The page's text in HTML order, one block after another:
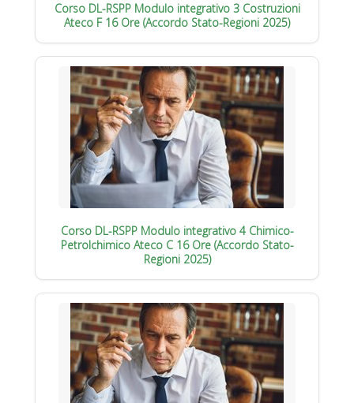
Corso DL-RSPP Modulo integrativo 3 Costruzioni
Ateco F 16 Ore (Accordo Stato-Regioni 2025)
Corso DL-RSPP Modulo integrativo 4 Chimico-
Petrolchimico Ateco C 16 Ore (Accordo Stato-
Regioni 2025)